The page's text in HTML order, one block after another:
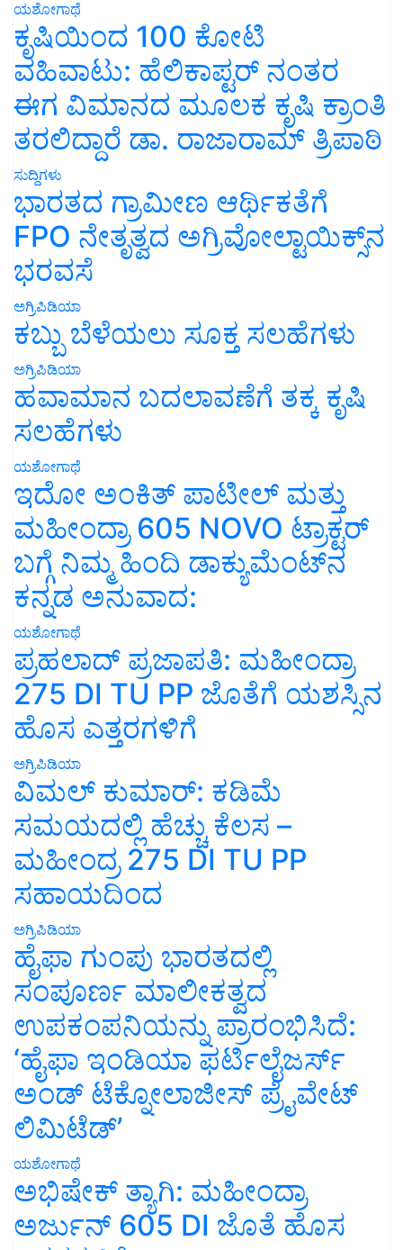
ಯಶೋಗಾಥೆ
ಕೃಷಿಯಿಂದ 100 ಕೋಟಿ
ವಹಿವಾಟು: ಹೆಲಿಕಾಪ್ಟರ್ ನಂತರ
ಈಗ ವಿಮಾನದ ಮೂಲಕ ಕೃಷಿ ಕ್ರಾಂತಿ
ತರಲಿದ್ದಾರೆ ಡಾ. ರಾಜಾರಾಮ್ ತ್ರಿಪಾಠಿ
ಸುದ್ದಿಗಳು
ಭಾರತದ ಗ್ರಾಮೀಣ ಆರ್ಥಿಕತೆಗೆ
FPO ನೇತೃತ್ವದ ಅಗ್ರಿವೋಲ್ಟಾಯಿಕ್ಸ್‌ನ
ಭರವಸೆ
ಅಗ್ರಿಪಿಡಿಯಾ
ಕಬ್ಬು ಬೆಳೆಯಲು ಸೂಕ್ತ ಸಲಹೆಗಳು
ಅಗ್ರಿಪಿಡಿಯಾ
ಹವಾಮಾನ ಬದಲಾವಣೆಗೆ ತಕ್ಕ ಕೃಷಿ
ಸಲಹೆಗಳು
ಯಶೋಗಾಥೆ
ಇದೋ ಅಂಕಿತ್ ಪಾಟೀಲ್ ಮತ್ತು
ಮಹೀಂದ್ರಾ 605 NOVO ಟ್ರಾಕ್ಟರ್
ಬಗ್ಗೆ ನಿಮ್ಮ ಹಿಂದಿ ಡಾಕ್ಯುಮೆಂಟ್‌ನ
ಕನ್ನಡ ಅನುವಾದ:
ಯಶೋಗಾಥೆ
ಪ್ರಹಲಾದ್ ಪ್ರಜಾಪತಿ: ಮಹೀಂದ್ರಾ
275 DI TU PP ಜೊತೆಗೆ ಯಶಸ್ಸಿನ
ಹೊಸ ಎತ್ತರಗಳಿಗೆ
ಅಗ್ರಿಪಿಡಿಯಾ
ವಿಮಲ್ ಕುಮಾರ್: ಕಡಿಮೆ
ಸಮಯದಲ್ಲಿ ಹೆಚ್ಚು ಕೆಲಸ –
ಮಹೀಂದ್ರ 275 DI TU PP
ಸಹಾಯದಿಂದ
ಅಗ್ರಿಪಿಡಿಯಾ
ಹೈಫಾ ಗುಂಪು ಭಾರತದಲ್ಲಿ
ಸಂಪೂರ್ಣ ಮಾಲೀಕತ್ವದ
ಉಪಕಂಪನಿಯನ್ನು ಪ್ರಾರಂಭಿಸಿದೆ:
‘ಹೈಫಾ ಇಂಡಿಯಾ ಫರ್ಟಿಲೈಜರ್ಸ್
ಅಂಡ್ ಟೆಕ್ನೋಲಾಜೀಸ್ ಪ್ರೈವೇಟ್
ಲಿಮಿಟೆಡ್’
ಯಶೋಗಾಥೆ
ಅಭಿಷೇಕ್ ತ್ಯಾಗಿ: ಮಹೀಂದ್ರಾ
ಅರ್ಜುನ್ 605 DI ಜೊತೆ ಹೊಸ